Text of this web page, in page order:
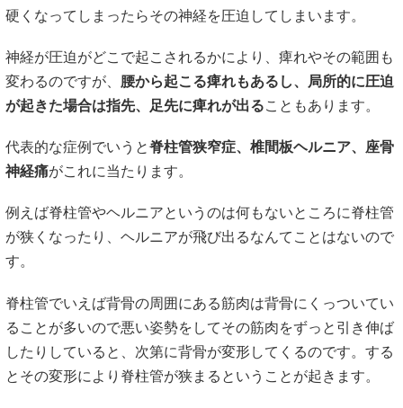
硬くなってしまったらその神経を圧迫してしまいます。
神経が圧迫がどこで起こされるかにより、痺れやその範囲も
変わるのですが、 腰から起こる痺れもあるし、局所的に圧迫
が起きた場合は指先、足先に痺れが出ることもあります。
代表的な症例でいうと脊柱管狭窄症、椎間板ヘルニア、座骨
神経痛がこれに当たります。
例えば脊柱管やヘルニアというのは何もないところに脊柱管
が狭くなったり、ヘルニアが飛び出るなんてことはないので
す。
脊柱管でいえば背骨の周囲にある筋肉は背骨にくっついてい
ることが多いので悪い姿勢をしてその筋肉をずっと引き伸ば
したりしていると、次第に背骨が変形してくるのです。する
とその変形により脊柱管が狭まるということが起きます。